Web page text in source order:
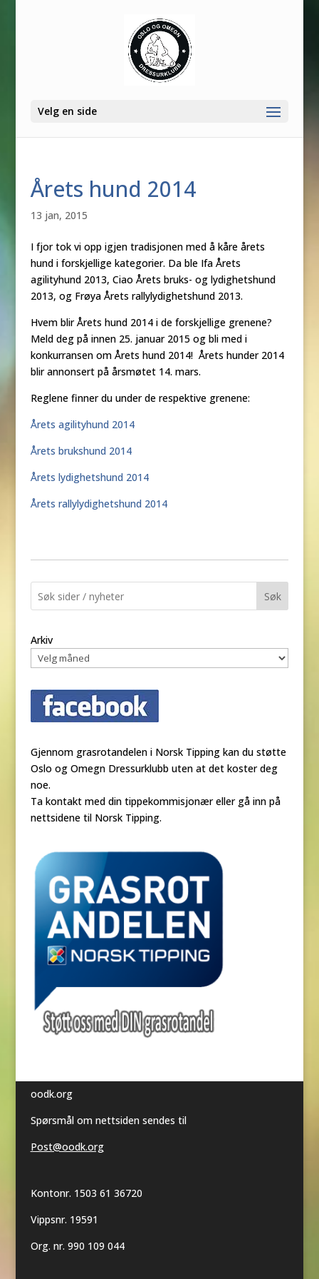
Velg en side
Årets hund 2014
13 jan, 2015
I fjor tok vi opp igjen tradisjonen med å kåre årets
hund i forskjellige kategorier. Da ble Ifa Årets
agilityhund 2013, Ciao Årets bruks- og lydighetshund
2013, og Frøya Årets rallylydighetshund 2013.
Hvem blir Årets hund 2014 i de forskjellige grenene?
Meld deg på innen 25. januar 2015 og bli med i
konkurransen om Årets hund 2014! Årets hunder 2014
blir annonsert på årsmøtet 14. mars.
Reglene finner du under de respektive grenene:
Årets agilityhund 2014
Årets brukshund 2014
Årets lydighetshund 2014
Årets rallylydighetshund 2014
Søk
Arkiv
Gjennom grasrotandelen i Norsk Tipping kan du støtte
Oslo og Omegn Dressurklubb uten at det koster deg
noe.
Ta kontakt med din tippekommisjonær eller gå inn på
nettsidene til Norsk Tipping.
oodk.org
Spørsmål om nettsiden sendes til
Post@oodk.org
Kontonr. 1503 61 36720
Vippsnr. 19591
Org. nr. 990 109 044